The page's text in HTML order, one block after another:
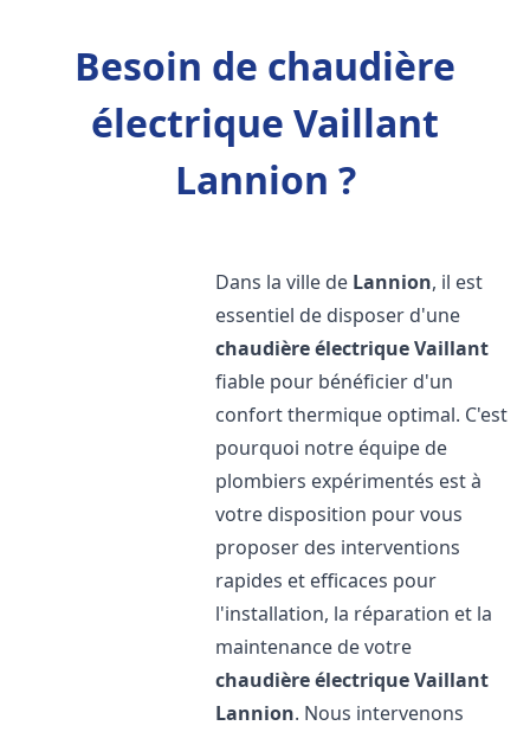
Besoin de chaudière
électrique Vaillant
Lannion ?
Dans la ville de Lannion, il est
essentiel de disposer d'une
chaudière électrique Vaillant
fiable pour bénéficier d'un
confort thermique optimal. C'est
pourquoi notre équipe de
plombiers expérimentés est à
votre disposition pour vous
proposer des interventions
rapides et efficaces pour
l'installation, la réparation et la
maintenance de votre
chaudière électrique Vaillant
Lannion. Nous intervenons